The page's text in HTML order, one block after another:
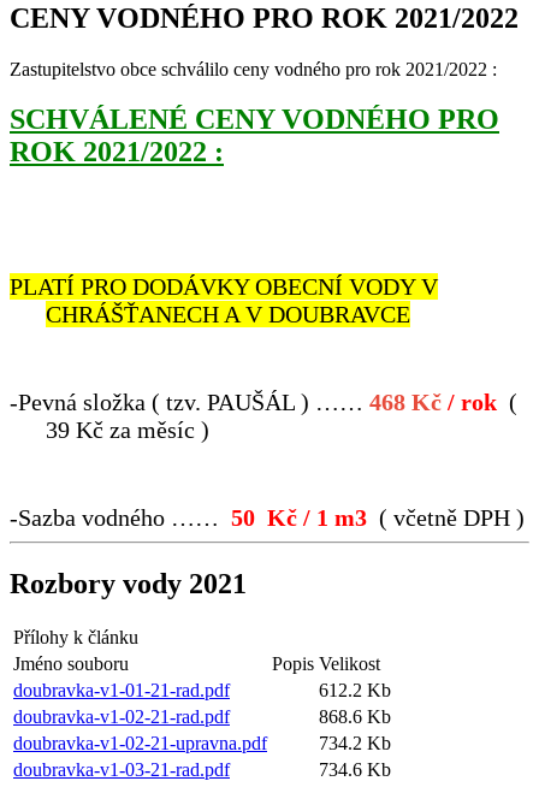
CENY VODNÉHO PRO ROK 2021/2022
Zastupitelstvo obce schválilo ceny vodného pro rok 2021/2022 :
SCHVÁLENÉ CENY VODNÉHO PRO
ROK 2021/2022 :
PLATÍ PRO DODÁVKY OBECNÍ VODY V
CHRÁŠŤANECH A V DOUBRAVCE
-Pevná složka ( tzv. PAUŠÁL ) …… 468 Kč / rok (
39 Kč za měsíc )
-Sazba vodného …… 50 Kč / 1 m3 ( včetně DPH )
Rozbory vody 2021
Přílohy k článku
Jméno souboru
Popis Velikost
doubravka-v1-01-21-rad.pdf
612.2 Kb
doubravka-v1-02-21-rad.pdf
868.6 Kb
doubravka-v1-02-21-upravna.pdf
734.2 Kb
doubravka-v1-03-21-rad.pdf
734.6 Kb